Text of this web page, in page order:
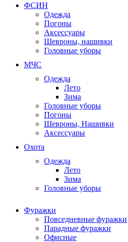
ФСИН
Одежда
Погоны
Аксессуары
Шевроны, нашивки
Головные уборы
МЧС
Одежда
Лето
Зима
Головные уборы
Погоны
Шевроны, Нашивки
Аксессуары
Охота
Одежда
Лето
Зима
Головные уборы
Фуражки
Повседневные фуражки
Парадные фуражки
Офисные